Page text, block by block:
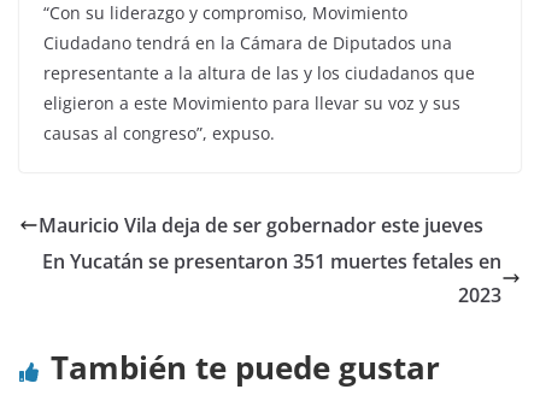
“Con su liderazgo y compromiso, Movimiento
Ciudadano tendrá en la Cámara de Diputados una
representante a la altura de las y los ciudadanos que
eligieron a este Movimiento para llevar su voz y sus
causas al congreso”, expuso.
Mauricio Vila deja de ser gobernador este jueves
En Yucatán se presentaron 351 muertes fetales en
2023
También te puede gustar